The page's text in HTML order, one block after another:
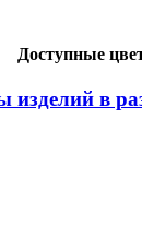
Доступные
изделий в